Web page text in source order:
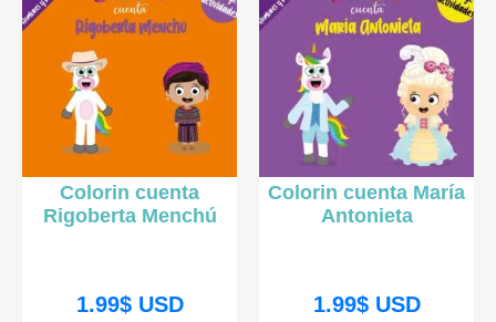
Colorin cuenta
Rigoberta Menchú
1.99$USD
Colorin cuenta María
Antonieta
1.99$USD